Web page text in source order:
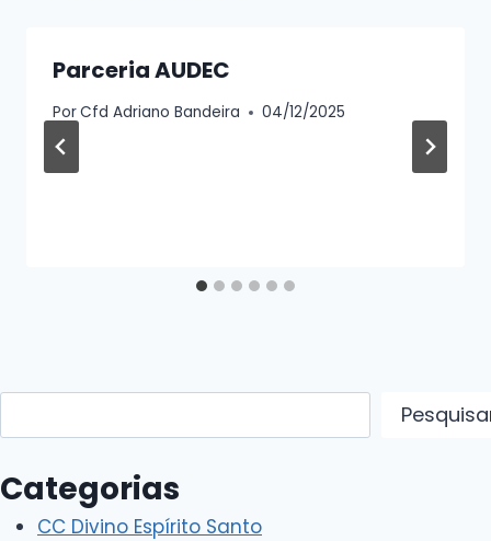
Parceria AUDEC
PorCfd Adriano Bandeira 04/12/2025
Categorias
CC Divino Espírito Santo